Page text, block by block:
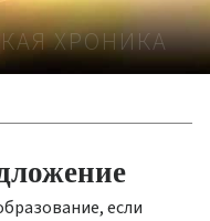
ХРОНИКА
если